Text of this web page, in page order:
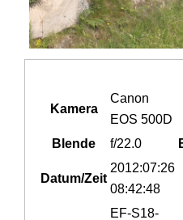
Kamera
Canon
EOS 500D
Blende
f/22.0
Datum/Zeit
2012:07:26
08:42:48
EF-S18-